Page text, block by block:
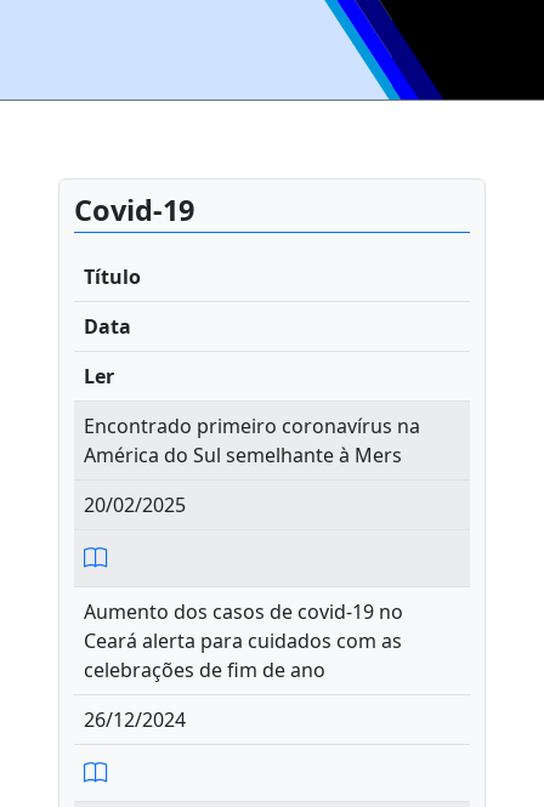
Covid-19
Título
Data
Ler
Encontrado primeiro coronavírus na
América do Sul semelhante à Mers
20/02/2025
Aumento dos casos de covid-19 no
Ceará alerta para cuidados com as
celebrações de fim de ano
26/12/2024